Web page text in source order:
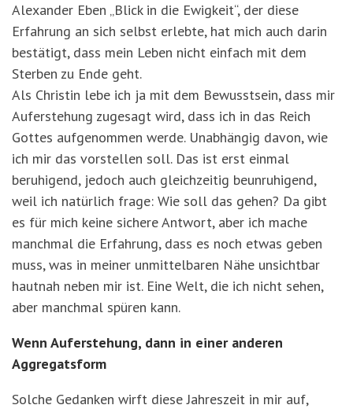
Alexander Eben „Blick in die Ewigkeit“, der diese
Erfahrung an sich selbst erlebte, hat mich auch darin
bestätigt, dass mein Leben nicht einfach mit dem
Sterben zu Ende geht.
Als Christin lebe ich ja mit dem Bewusstsein, dass mir
Auferstehung zugesagt wird, dass ich in das Reich
Gottes aufgenommen werde. Unabhängig davon, wie
ich mir das vorstellen soll. Das ist erst einmal
beruhigend, jedoch auch gleichzeitig beunruhigend,
weil ich natürlich frage: Wie soll das gehen? Da gibt
es für mich keine sichere Antwort, aber ich mache
manchmal die Erfahrung, dass es noch etwas geben
muss, was in meiner unmittelbaren Nähe unsichtbar
hautnah neben mir ist. Eine Welt, die ich nicht sehen,
aber manchmal spüren kann.
Wenn Auferstehung, dann in einer anderen
Aggregatsform
Solche Gedanken wirft diese Jahreszeit in mir auf,